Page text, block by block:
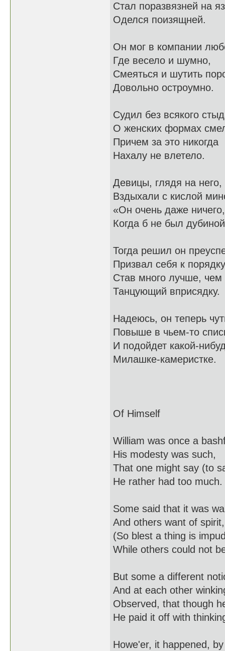
Стал поразвязней на
Оделся поизящней.
Он мог в компании
Где весело и шумно,
Смеяться и шутить
Довольно остроумно.
Судил без всякого
О женских формах
Причем за это никогда
Нахалу не влетело.
Девицы, глядя на него,
Вздыхали с кислой
«Он очень даже ничего,
Когда б не был
Тогда решил он
Призвал себя к
Став много лучше,
Танцующий вприсядку.
Надеюсь, он теперь
Повыше в чьем-то
И подойдет какой-
Милашке-камеристке.
Of Himself
William was once a
His modesty was such,
That one might say (to
He rather had too much.
Some said that it was
And others want of spirit,
(So blest a thing is
While others could not
But some a different
And at each other
Observed, that though
He paid it off with
Howe'er, it happened,